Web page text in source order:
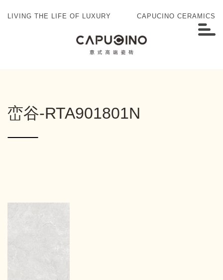
LIVING THE LIFE OF LUXURY CAPUCINO CERAMICS
峦谷-RTA901801N